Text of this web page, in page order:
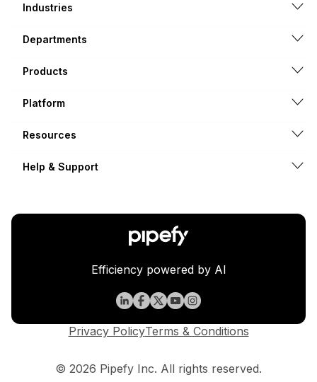
Industries
Departments
Products
Platform
Resources
Help & Support
Efficiency powered by AI
© 2026 Pipefy Inc. All rights reserved.
Privacy PolicyTerms & Conditions